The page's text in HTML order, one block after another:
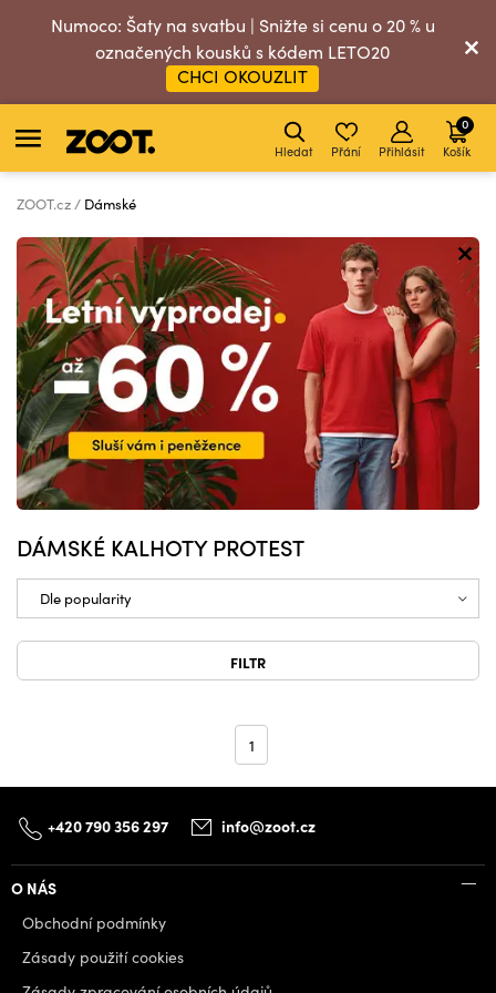
Numoco: Šaty na svatbu | Snižte si cenu o 20 % u
označených kousků s kódem LETO20
CHCI OKOUZLIT
Hledat Přání Přihlásit Košík
0
ZOOT.cz Dámské
DÁMSKÉ KALHOTY PROTEST
FILTR
1
+420 790 356 297 info@zoot.cz
O NÁS
Obchodní podmínky
Zásady použití cookies